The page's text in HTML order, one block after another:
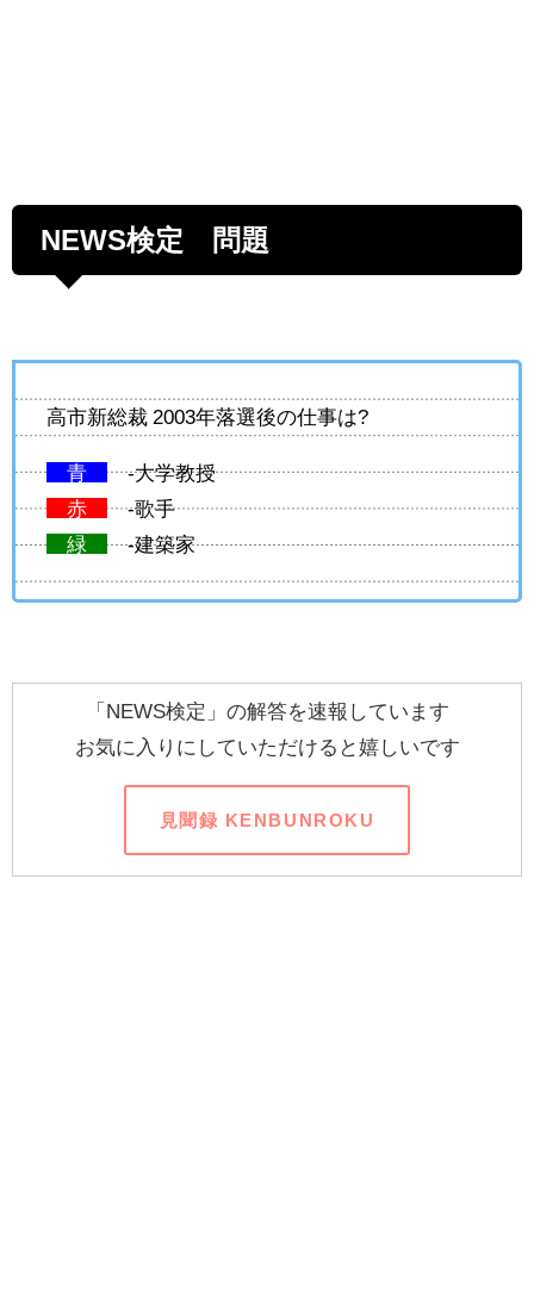
NEWS検定 問題
高市新総裁 2003年落選後の仕事は?
青
-大学教授
赤
-歌手
緑
-建築家
「NEWS検定」の解答を速報しています
お気に入りにしていただけると嬉しいです
見聞録 KENBUNROKU